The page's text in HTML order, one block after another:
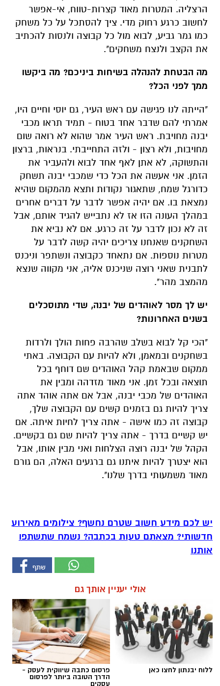
הרצליה. המטרות מאוד קצרות-טווח, אי-אפשר
לחשוב כרגע רחוק מדי. ציך להסתכל על כל משחק
כמו גמר גביע, לבוא מול כל קבוצה ולנסות להכתיב
את הקצב ולנצח משחקים".
מה הבטחת להנהלה בשיחות ביניכם? מה ביקשו
ממך לפני הכל?
"הייתה לנו פגישה עם ראש העיר, גם יוסי וחיים היו,
אמרתי להם שדבר אחד בטוח - תמיד תראו מכבי
יבנה מחויבת. ראש העיר אמר שהוא לא רואה שום
מחויבות, ולא רצון - ולזה התחייבתי. בנראות, ברצון
והתשוקה, לא אתן לאף אחד לבוא ולהעביר את
הזמן. אני אעשה את הכל כדי שמכבי יבנה תשחק
כדורגל שמח, שתאגור נקודות ותצא מהמקום שהיא
נמצאת בו. אם יהיה אפשר לדבר על דברים אחרים
במהלך העונה הזו אז לא נתבייש להגיד אותם, אבל
זה לא נכון לדבר על זה כרגע. אם לא נביא את
השחקנים שאנחנו צריכים יהיה קשה לדבר על
מטרות נוספות. אם נתאחד כקבוצה ונשתפר וניכנס
לתבנית שאני רוצה שניכנס אליה, אני מקווה שנצא
מהמצב מהר".
יש לך מסר לאוהדים של יבנה, שדי מתוסכלים
בשנים האחרונות?
"הכי קל לבוא בשלב שהרבה פחות הולך ולרדות
בשחקנים ובמאמן, ולא להיות עם הקבוצה. באתי
ממקום שבאמת קהל האוהדים שם דוחף בכל
תוצאה ובכל זמן. אני מאוד מזדהה ומבין את
האוהדים של מכבי יבנה, אבל אם אתה אוהד אתה
צריך להיות גם בזמנים קשים עם הקבוצה שלך,
קבוצה זה כמו אישה - אתה צריך לחיות איתה. אם
יש קשיים בדרך - אתה צריך להיות שם גם בקשיים.
הקהל של יבנה רוצה הצלחות ואני מבין אותו, אבל
הוא יצטרך להיות איתנו גם ברגעים האלה, הם גורם
מאוד משמעותי בדרך שלנו".
יש לכם מידע חשוב שטרם נחשף? צילומים מאירוע
חדשותי? מצאתם טעות בכתבה? נשמח שתשתפו
אותנו
אולי יעניין אותך גם
ללוח יבנתון לחצו כאן פרסום כתבה שיווקית לעסק -
הדרך הטובה ביותר לפרסום
עסקים